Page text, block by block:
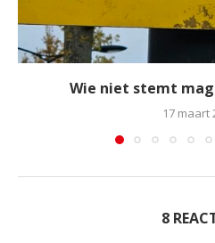
Wie niet stemt
17 maart
8